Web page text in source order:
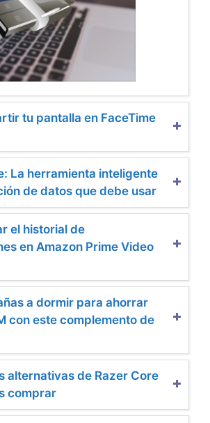
tu pantalla en FaceTime
La herramienta inteligente
de datos que debe usar
el historial de
en Amazon Prime Video
a dormir para ahorrar
con este complemento de
alternativas de Razer Core
comprar